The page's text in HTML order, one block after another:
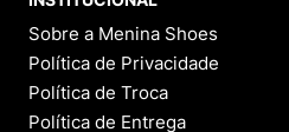
Sobre a Menina Shoes
Política de Privacidade
Política de Troca
Política de Entrega